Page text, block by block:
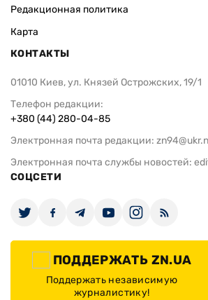
Редакционная политика
Карта
КОНТАКТЫ
01010 Киев, ул. Князей Острожских, 19/1
Телефон редакции:
+380 (44) 280-04-85
Электронная почта редакции:
Электронная почта службы новостей:
СОЦСЕТИ
ПОДДЕРЖАТЬ ZN.UA
Поддержать независимую
журналистику!